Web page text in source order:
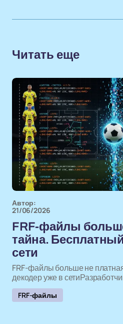
Читать еще
Автор:
21/06/2026
FRF-файлы
тайна.
сети
FRF-файлы больше не
декодер уже в
FRF-файлы